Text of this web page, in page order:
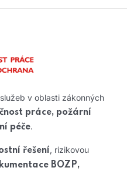
v oblasti zákonných
práce, požární
péče.
řešení, rizikovou
BOZP,